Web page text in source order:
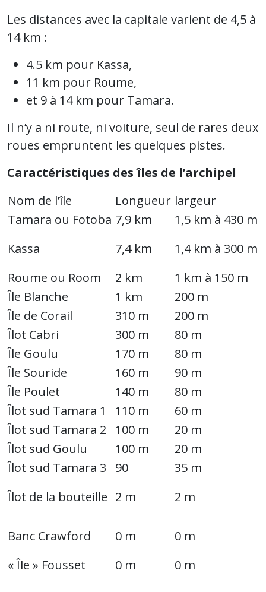
Les distances avec la capitale varient de 4,5 à
14 km :
4.5 km pour Kassa,
11 km pour Roume,
et 9 à 14 km pour Tamara.
Il n’y a ni route, ni voiture, seul de rares deux
roues empruntent les quelques pistes.
Caractéristiques des îles de l’archipel
Nom de l’île
Longueur largeur
Tamara ou Fotoba 7,9 km 1,5 km à 430 m
Kassa
7,4 km 1,4 km à 300 m
Roume ou Room
2 km 1 km à 150 m
Île Blanche
1 km 200 m
Île de Corail 310 m
200 m
Îlot Cabri
300 m
80 m
Île Goulu
170 m
80 m
Île Souride
160 m
90 m
Île Poulet
140 m
80 m
Îlot sud Tamara 1
110 m
60 m
Îlot sud Tamara 2
100 m
20 m
Îlot sud Goulu
100 m
20 m
Îlot sud Tamara 3
90
35 m
Îlot de la bouteille 2 m 2 m
Banc Crawford 0 m
0 m
« Île » Fousset
0 m 0 m